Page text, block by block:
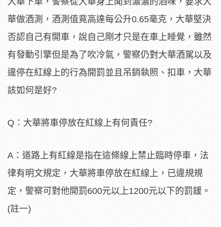
華做酒測，酒測值竟高達每公升0.65毫克，大華堅決
否認自己有開車，說自己剛才只是在車上睡覺，雖然
有發動引擎但是為了吹冷氣，警察仍對大華酒駕以及
違停在紅線上的行為開罰並且吊銷執照、扣車，大華
該如何是好?
Q：大華將車停放在紅線上有何責任?
A：道路上有紅線是指在這條線上禁止臨時停車，法
律有明文規定，大華將車停放在紅線上，已違規規
定，警察可對他開罰600元以上1200元以下的罰鍰。
(註一)